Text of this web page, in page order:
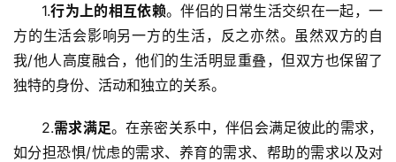
1.行为上的相互依赖。伴侣的日常生活交织在一起，一
方的生活会影响另一方的生活，反之亦然。虽然双方的自
我/他人高度融合，他们的生活明显重叠，但双方也保留了
独特的身份、活动和独立的关系。
2.需求满足。在亲密关系中，伴侣会满足彼此的需求，
如分担恐惧/忧虑的需求、养育的需求、帮助的需求以及对